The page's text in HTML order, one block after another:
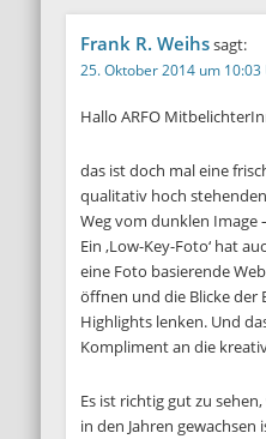
Frank R. Weihssagt:
25. Oktober 2014 um 10:03
Hallo ARFO
das ist doch mal eine
qualitativ hoch
Weg vom dunklen Image
Ein ‚Low-Key-Foto‘ hat
eine Foto basierende
öffnen und die Blicke der
Highlights lenken. Und
Kompliment an die
Es ist richtig gut zu
in den Jahren gewachsen